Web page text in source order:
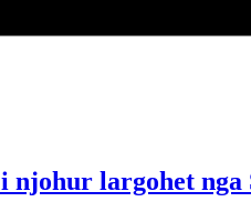
largohet nga